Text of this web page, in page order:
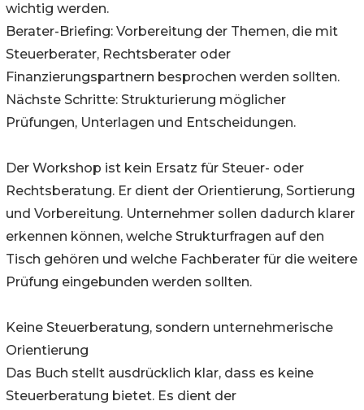
wichtig werden.
Berater-Briefing: Vorbereitung der Themen, die mit
Steuerberater, Rechtsberater oder
Finanzierungspartnern besprochen werden sollten.
Nächste Schritte: Strukturierung möglicher
Prüfungen, Unterlagen und Entscheidungen.
Der Workshop ist kein Ersatz für Steuer- oder
Rechtsberatung. Er dient der Orientierung, Sortierung
und Vorbereitung. Unternehmer sollen dadurch klarer
erkennen können, welche Strukturfragen auf den
Tisch gehören und welche Fachberater für die weitere
Prüfung eingebunden werden sollten.
Keine Steuerberatung, sondern unternehmerische
Orientierung
Das Buch stellt ausdrücklich klar, dass es keine
Steuerberatung bietet. Es dient der